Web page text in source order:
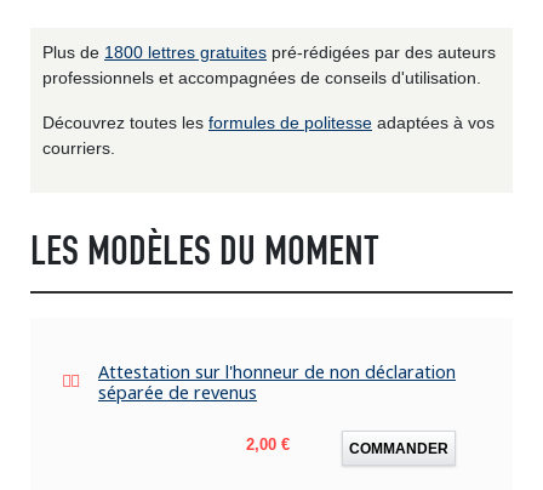
Plus de 1800 lettres gratuites pré-rédigées par des auteurs
professionnels et accompagnées de conseils d'utilisation.
Découvrez toutes les formules de politesse adaptées à vos
courriers.
LES MODÈLES DU MOMENT
Attestation sur l'honneur de non déclaration
séparée de revenus
Prix
2,00 € COMMANDER